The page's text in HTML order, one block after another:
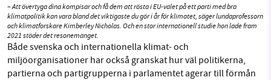
– Att övertyga dina kompisar och få dem att rösta i EU-valet på ett parti med bra
klimatpolitik kan vara bland det viktigaste du gör i år för klimatet, säger lundaprofessorn
och klimatforskare Kimberley Nicholas. Och en stor internationell studie hon lade fram
2021 stöder det resonemanget.
Både svenska och internationella klimat- och
miljöorganisationer har också granskat hur väl politikerna,
partierna och partigrupperna i parlamentet agerar till förmån